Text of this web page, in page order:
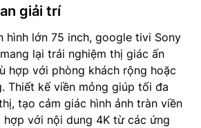
giải trí
hình lớn 75 inch, google tivi Sony
lại trải nghiệm thị giác ấn
hợp với phòng khách rộng hoặc
Thiết kế viền mỏng giúp tối đa
tạo cảm giác hình ảnh tràn viền
hợp với nội dung 4K từ các ứng